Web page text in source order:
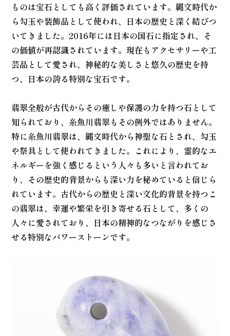
ものは宝石としても高く評価されています。縄文時代か
ら勾玉や装飾品として使われ、日本の歴史と深く結びつ
いてきました。2016年には日本の国石に指定され、そ
の価値が再認識されています。現在もアクセサリーや工
芸品として愛され、神秘的な美しさと悠久の歴史を持
つ、日本の誇る特別な宝石です。
翡翠全般が古代からその癒しや保護の力を持つ石として
知られており、糸魚川翡翠もその例外ではありません。
特に糸魚川翡翠は、縄文時代から神聖な石とされ、勾玉
や祭具として使われてきました。これにより、霊的なエ
ネルギーを強く感じるという人々も多いと言われてお
り、その歴史的背景からも深い力を秘めていると信じら
れています。古代からの歴史と深い文化的背景を持つこ
の翡翠は、幸運や繁栄を引き寄せる石として、多くの
人々に愛されており、日本の精神的なつながりを感じさ
せる特別なパワーストーンです。